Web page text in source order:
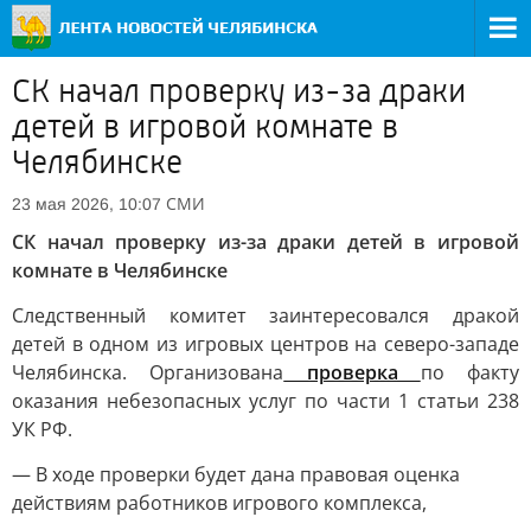
СК начал проверку из-за драки
детей в игровой комнате в
Челябинске
23 мая 2026, 10:07 СМИ
СК начал проверку из-за драки детей в игровой
комнате в Челябинске
Следственный комитет заинтересовался дракой
детей в одном из игровых центров на северо-западе
Челябинска. Организована проверка по факту
оказания небезопасных услуг по части 1 статьи 238
УК РФ.
— В ходе проверки будет дана правовая оценка
действиям работников игрового комплекса,